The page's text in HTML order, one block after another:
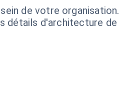
de votre organisation.
détails d'architecture de